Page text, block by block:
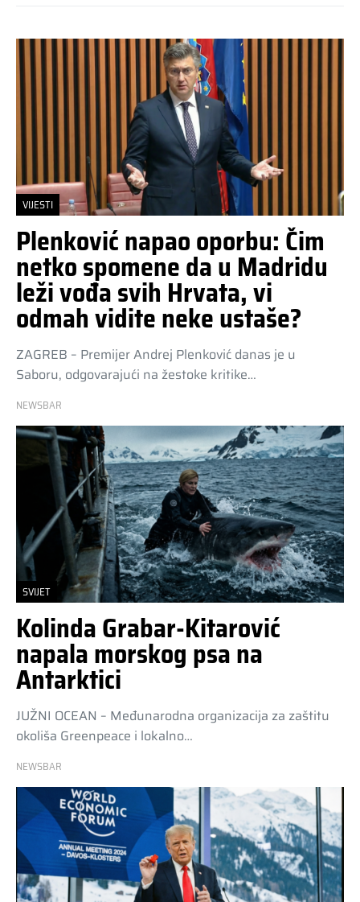
VIJESTI
Plenković napao oporbu: Čim
netko spomene da u Madridu
leži vođa svih Hrvata, vi
odmah vidite neke ustaše?
ZAGREB – Premijer Andrej Plenković danas je u
Saboru, odgovarajući na žestoke kritike…
NEWSBAR
SVIJET
Kolinda Grabar-Kitarović
napala morskog psa na
Antarktici
JUŽNI OCEAN – Međunarodna organizacija za zaštitu
okoliša Greenpeace i lokalno…
NEWSBAR